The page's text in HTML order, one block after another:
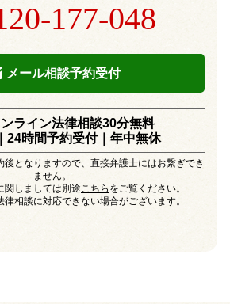
177-048
メール相談予約受付
ライン法律相談30分無料
24時間予約受付｜年中無休
となりますので、直接弁護士にはお繋ぎでき
ません。
しましては別途 こちら をご覧ください。
相談に対応できない場合がございます。